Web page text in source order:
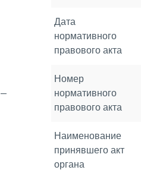
—
Дата
нормативного
правового акта
Номер
нормативного
правового акта
Наименование
принявшего акт
органа